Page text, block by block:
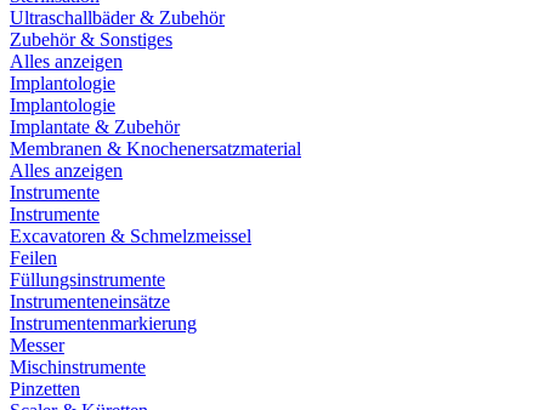
Ultraschallbäder & Zubehör
Zubehör & Sonstiges
Alles anzeigen
Implantologie
Implantologie
Implantate & Zubehör
Membranen & Knochenersatzmaterial
Alles anzeigen
Instrumente
Instrumente
Excavatoren & Schmelzmeissel
Feilen
Füllungsinstrumente
Instrumenteneinsätze
Instrumentenmarkierung
Messer
Mischinstrumente
Pinzetten